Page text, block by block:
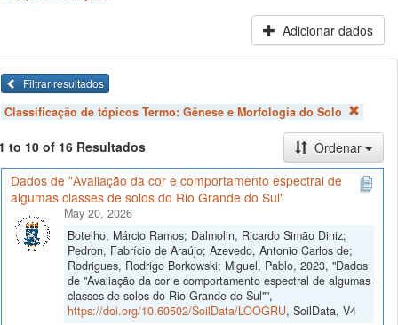
Adicionar dados
Filtrar resultados
Classificação de tópicos Termo: Gênese e Morfologia do Solo
to 10 of 16 Resultados
Ordenar
Dados de "Avaliação da cor e comportamento espectral de
algumas classes de solos do Rio Grande do Sul"
May 20, 2026
Botelho, Márcio Ramos; Dalmolin, Ricardo Simão Diniz;
Pedron, Fabrício de Araújo; Azevedo, Antonio Carlos de;
Rodrigues, Rodrigo Borkowski; Miguel, Pablo, 2023, "Dados
de "Avaliação da cor e comportamento espectral de algumas
classes de solos do Rio Grande do Sul"",
https://doi.org/10.60502/SoilData/LOOGRU, SoilData, V4